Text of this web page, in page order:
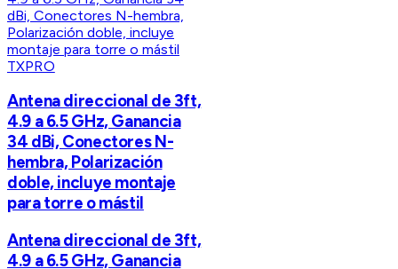
TXPRO
Antena direccional de 3ft,
4.9 a 6.5 GHz, Ganancia
34 dBi, Conectores N-
hembra, Polarización
doble, incluye montaje
para torre o mástil
Antena direccional de 3ft,
4.9 a 6.5 GHz, Ganancia